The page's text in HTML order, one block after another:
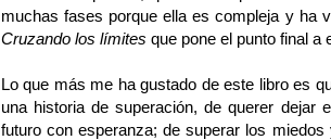
muchas fases porque ella es compleja y ha
Cruzando los límites que pone el punto final a
Lo que más me ha gustado de este libro es
una historia de superación, de querer
futuro con esperanza; de superar los